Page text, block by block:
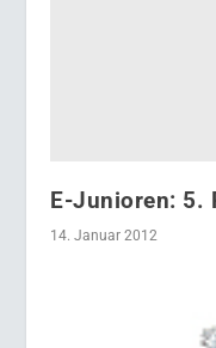
E-Junioren: 5.
14. Januar 2012